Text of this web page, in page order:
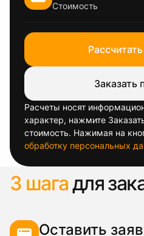
Стоимость
Заказать
Расчеты носят
характер, нажмите
стоимость. Нажимая на
обработку персональных
3 шагадля
Оставить